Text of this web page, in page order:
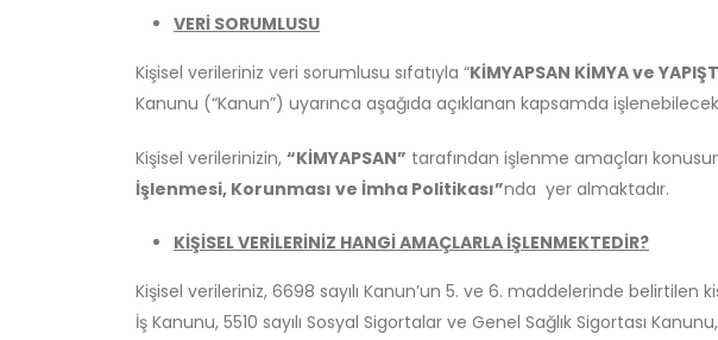
VERİ SORUMLUSU
Kişisel verileriniz veri sorumlusu sıfatıyla “KİMYAPSAN KİMYA ve
Kanunu (“Kanun”) uyarınca aşağıda açıklanan kapsamda
Kişisel verilerinizin, “KİMYAPSAN” tarafından işlenme amaçları
İşlenmesi, Korunması ve İmha Politikası”nda yer almaktadır.
KİŞİSEL VERİLERİNİZ HANGİ AMAÇLARLA İŞLENMEKTEDİR?
Kişisel verileriniz, 6698 sayılı Kanun’un 5. ve 6. maddelerinde belirtilen
İş Kanunu, 5510 sayılı Sosyal Sigortalar ve Genel Sağlık Sigortası